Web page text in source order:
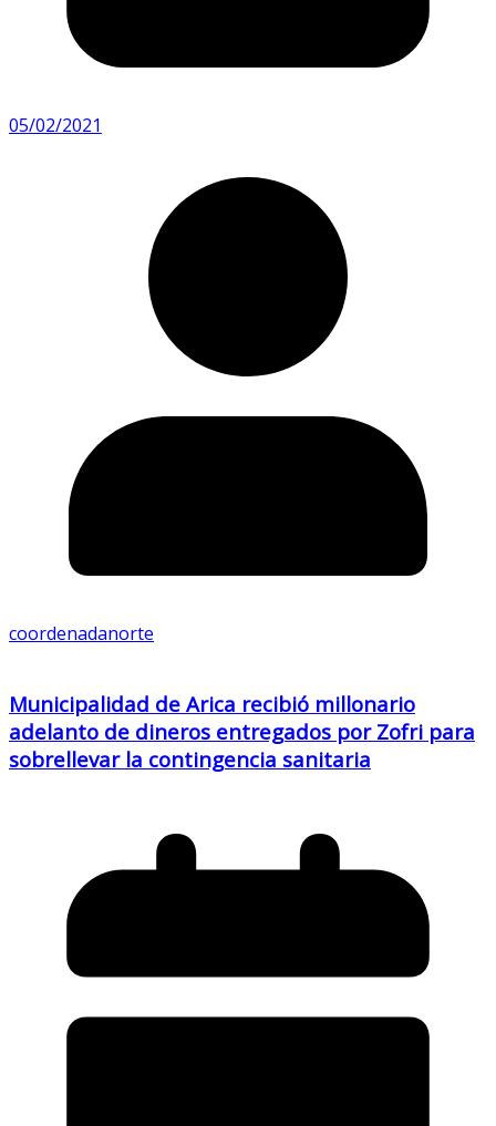
05/02/2021
coordenadanorte
Municipalidad de Arica recibió millonario
adelanto de dineros entregados por Zofri para
sobrellevar la contingencia sanitaria